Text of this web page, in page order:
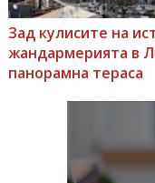
Зад кулисите на
жандармерията в
панорамна тераса